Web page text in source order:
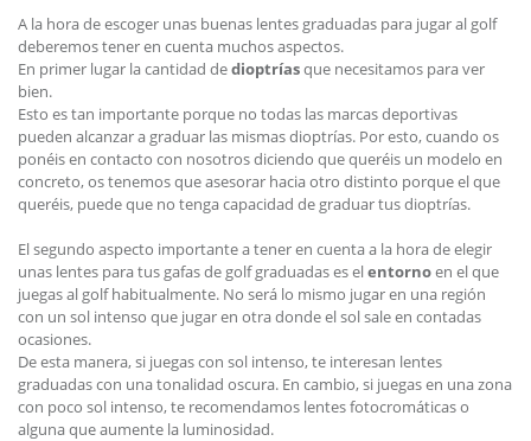
A la hora de escoger unas buenas lentes graduadas para jugar al golf
deberemos tener en cuenta muchos aspectos.
En primer lugar la cantidad dedioptríasque necesitamos para ver
bien.
Esto es tan importante porque no todas las marcas deportivas
pueden alcanzar a graduar las mismas dioptrías. Por esto, cuando os
ponéis en contacto con nosotros diciendo que queréis un modelo en
concreto, os tenemos que asesorar hacia otro distinto porque el que
queréis, puede que no tenga capacidad de graduar tus dioptrías.
El segundo aspecto importante a tener en cuenta a la hora de elegir
unas lentes para tus gafas de golf graduadas es elentornoen el que
juegas al golf habitualmente. No será lo mismo jugar en una región
con un sol intenso que jugar en otra donde el sol sale en contadas
ocasiones.
De esta manera, si juegas con sol intenso, te interesan lentes
graduadas con una tonalidad oscura. En cambio, si juegas en una zona
con poco sol intenso, te recomendamos lentes fotocromáticas o
alguna que aumente la luminosidad.